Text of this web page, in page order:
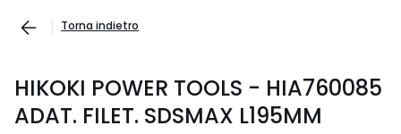
Torna indietro
HIKOKI POWER TOOLS - HIA760085
ADAT. FILET. SDSMAX L195MM